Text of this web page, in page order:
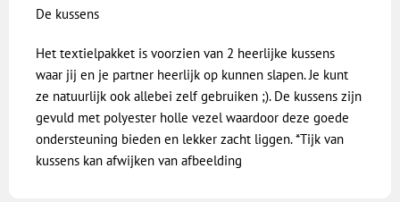
De kussens
Het textielpakket is voorzien van 2 heerlijke kussens
waar jij en je partner heerlijk op kunnen slapen. Je kunt
ze natuurlijk ook allebei zelf gebruiken ;). De kussens zijn
gevuld met polyester holle vezel waardoor deze goede
ondersteuning bieden en lekker zacht liggen. *Tijk van
kussens kan afwijken van afbeelding